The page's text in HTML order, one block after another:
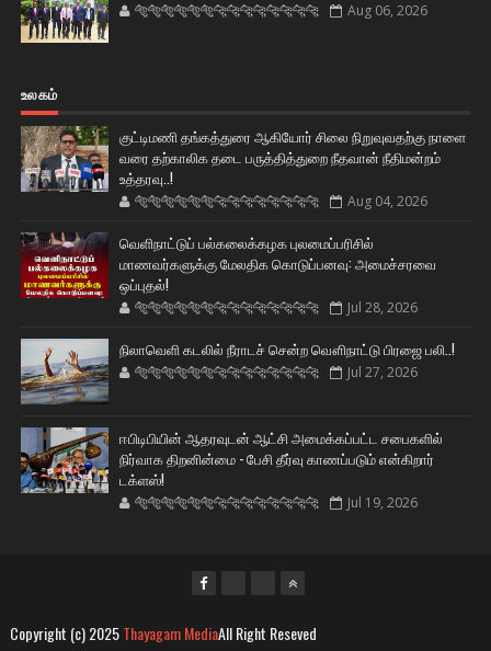
🐅🐅🐅🐅🐅🐅🐆🐆🐆🐆🐆🐆🐆🐆 Aug 06, 2026
உலகம்
குட்டிமணி தங்கத்துரை ஆகியோர் சிலை நிறுவுவதற்கு நாளை
வரை தற்காலிக தடை பருத்தித்துறை நீதவான் நீதிமன்றம்
உத்தரவு..!
🐅🐅🐅🐅🐅🐅🐆🐆🐆🐆🐆🐆🐆🐆 Aug 04, 2026
வெளிநாட்டுப் பல்கலைக்கழக புலமைப்பரிசில்
மாணவர்களுக்கு மேலதிக கொடுப்பனவு: அமைச்சரவை
ஒப்புதல்!
🐅🐅🐅🐅🐅🐅🐆🐆🐆🐆🐆🐆🐆🐆 Jul 28, 2026
நிலாவெளி கடலில் நீராடச் சென்ற வௌிநாட்டு பிரஜை பலி..!
🐅🐅🐅🐅🐅🐅🐆🐆🐆🐆🐆🐆🐆🐆 Jul 27, 2026
ஈபிடிபியின் ஆதரவுடன் ஆட்சி அமைக்கப்பட்ட சபைகளில்
நிர்வாக திறனின்மை - பேசி தீர்வு காணப்படும் என்கிறார்
டக்ளஸ்!
🐅🐅🐅🐅🐅🐅🐆🐆🐆🐆🐆🐆🐆🐆 Jul 19, 2026
Copyright (c) 2025Thayagam MediaAll Right Reseved